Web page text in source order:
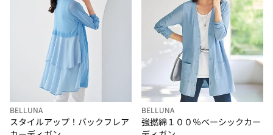
BELLUNA
スタイルアップ！バックフレア
BELLUNA
強撚綿１００％ベーシックカー